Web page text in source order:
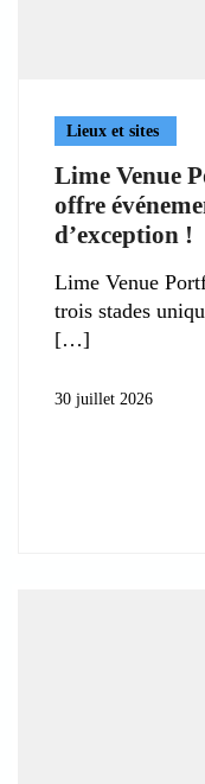
Lieux et sites
Lime Venue
offre
d’exception !
Lime Venue
trois stades
30 juillet 2026